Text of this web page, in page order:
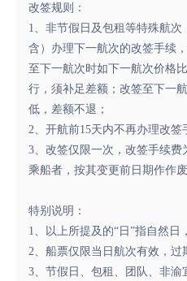
改签规则：
1、非节假日及包租等特殊航次
含）办理下一航次的改签手续
至下一航次时如下一航次价格
行，须补足差额；改签至下一
低，差额不退；
2、开航前15天内不再办理改签
3、改签仅限一次，改签手续费
乘船者，按其变更前日期作作废
特别说明：
1、以上所提及的“日”指自然日
2、船票仅限当日航次有效，过
3、节假日、包租、团队、非渝